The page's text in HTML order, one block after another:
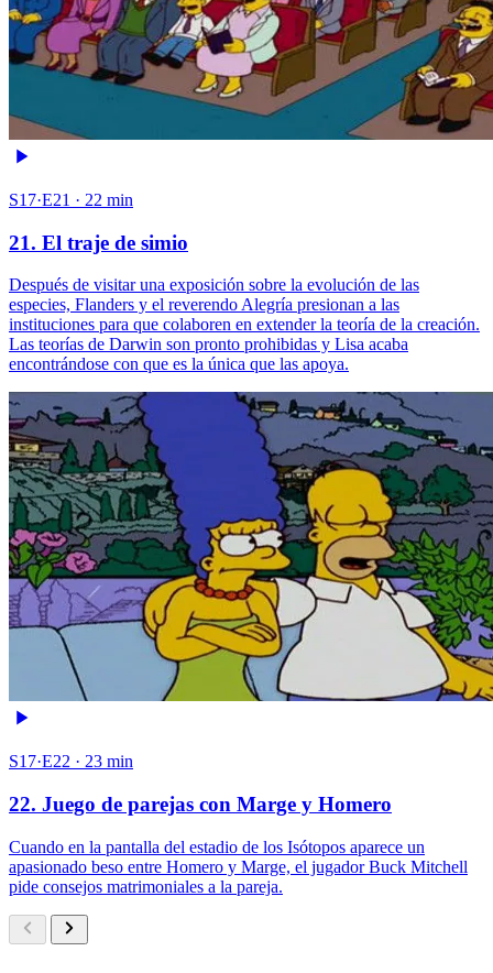
S17·E21 · 22 min
21. El traje de simio
Después de visitar una exposición sobre la evolución de las
especies, Flanders y el reverendo Alegría presionan a las
instituciones para que colaboren en extender la teoría de la creación.
Las teorías de Darwin son pronto prohibidas y Lisa acaba
encontrándose con que es la única que las apoya.
S17·E22 · 23 min
22. Juego de parejas con Marge y Homero
Cuando en la pantalla del estadio de los Isótopos aparece un
apasionado beso entre Homero y Marge, el jugador Buck Mitchell
pide consejos matrimoniales a la pareja.